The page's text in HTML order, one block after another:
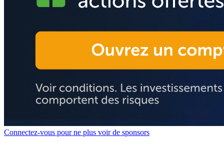
Connectez-vous pour ne plus voir de sponsors